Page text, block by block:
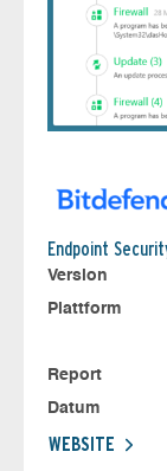
Endpoint
Version
Plattform
Report
Datum
WEBSITE